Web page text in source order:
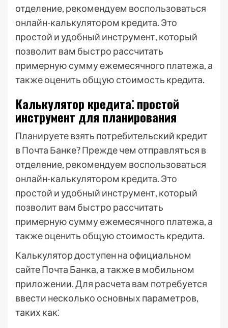
отделение, рекомендуем воспользоваться
онлайн-калькулятором кредита. Это
простой и удобный инструмент, который
позволит вам быстро рассчитать
примерную сумму ежемесячного платежа, а
также оценить общую стоимость кредита.
Калькулятор кредита⁚ простой
инструмент для планирования
Планируете взять потребительский кредит
в Почта Банке? Прежде чем отправляться в
отделение, рекомендуем воспользоваться
онлайн-калькулятором кредита. Это
простой и удобный инструмент, который
позволит вам быстро рассчитать
примерную сумму ежемесячного платежа, а
также оценить общую стоимость кредита.
Калькулятор доступен на официальном
сайте Почта Банка, а также в мобильном
приложении. Для расчета вам потребуется
ввести несколько основных параметров,
таких как⁚